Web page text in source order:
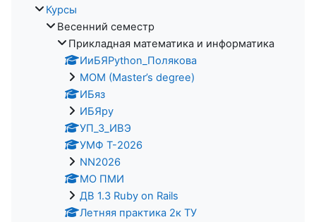
Курсы
Весенний семестр
Прикладная математика и информатика
ИиБЯPython_Полякова
MOM (Master’s degree)
ИБяз
ИБЯpy
УП_3_ИВЭ
УМФ Т-2026
NN2026
МО ПМИ
ДВ 1.3 Ruby on Rails
Летняя практика 2к ТУ